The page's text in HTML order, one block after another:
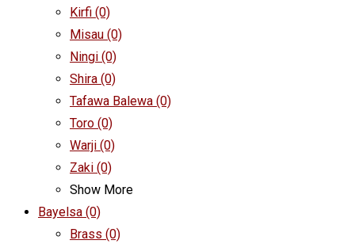
Kirfi (0)
Misau (0)
Ningi (0)
Shira (0)
Tafawa Balewa (0)
Toro (0)
Warji (0)
Zaki (0)
Show More
Bayelsa (0)
Brass (0)